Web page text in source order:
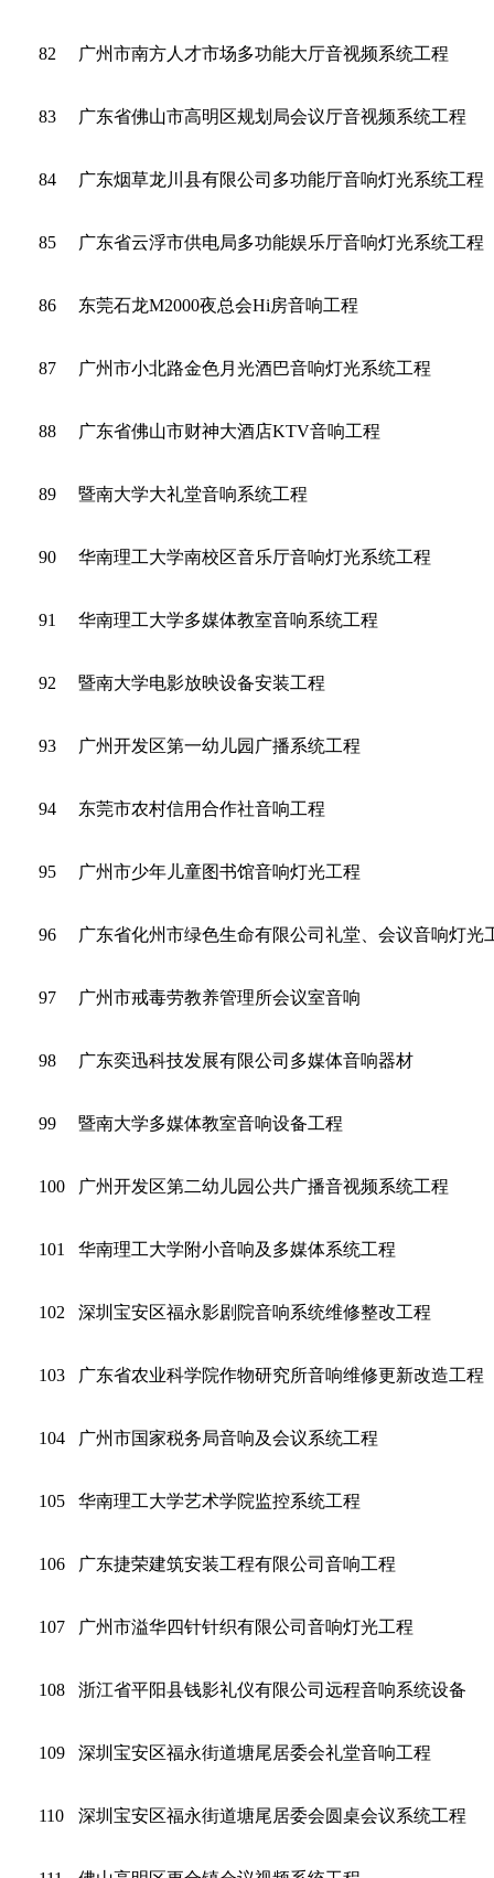
82 广州市南方人才市场多功能大厅音视频系统工程
83 广东省佛山市高明区规划局会议厅音视频系统工程
84 广东烟草龙川县有限公司多功能厅音响灯光系统工程
85 广东省云浮市供电局多功能娱乐厅音响灯光系统工程
86 东莞石龙M2000夜总会Hi房音响工程
87 广州市小北路金色月光酒巴音响灯光系统工程
88 广东省佛山市财神大酒店KTV音响工程
89 暨南大学大礼堂音响系统工程
90 华南理工大学南校区音乐厅音响灯光系统工程
91 华南理工大学多媒体教室音响系统工程
92 暨南大学电影放映设备安装工程
93 广州开发区第一幼儿园广播系统工程
94 东莞市农村信用合作社音响工程
95 广州市少年儿童图书馆音响灯光工程
96 广东省化州市绿色生命有限公司礼堂、会议音响灯光
97 广州市戒毒劳教养管理所会议室音响
98 广东奕迅科技发展有限公司多媒体音响器材
99 暨南大学多媒体教室音响设备工程
100 广州开发区第二幼儿园公共广播音视频系统工程
101 华南理工大学附小音响及多媒体系统工程
102 深圳宝安区福永影剧院音响系统维修整改工程
103 广东省农业科学院作物研究所音响维修更新改造工程
104 广州市国家税务局音响及会议系统工程
105 华南理工大学艺术学院监控系统工程
106 广东捷荣建筑安装工程有限公司音响工程
107 广州市溢华四针针织有限公司音响灯光工程
108 浙江省平阳县钱影礼仪有限公司远程音响系统设备
109 深圳宝安区福永街道塘尾居委会礼堂音响工程
110 深圳宝安区福永街道塘尾居委会圆桌会议系统工程